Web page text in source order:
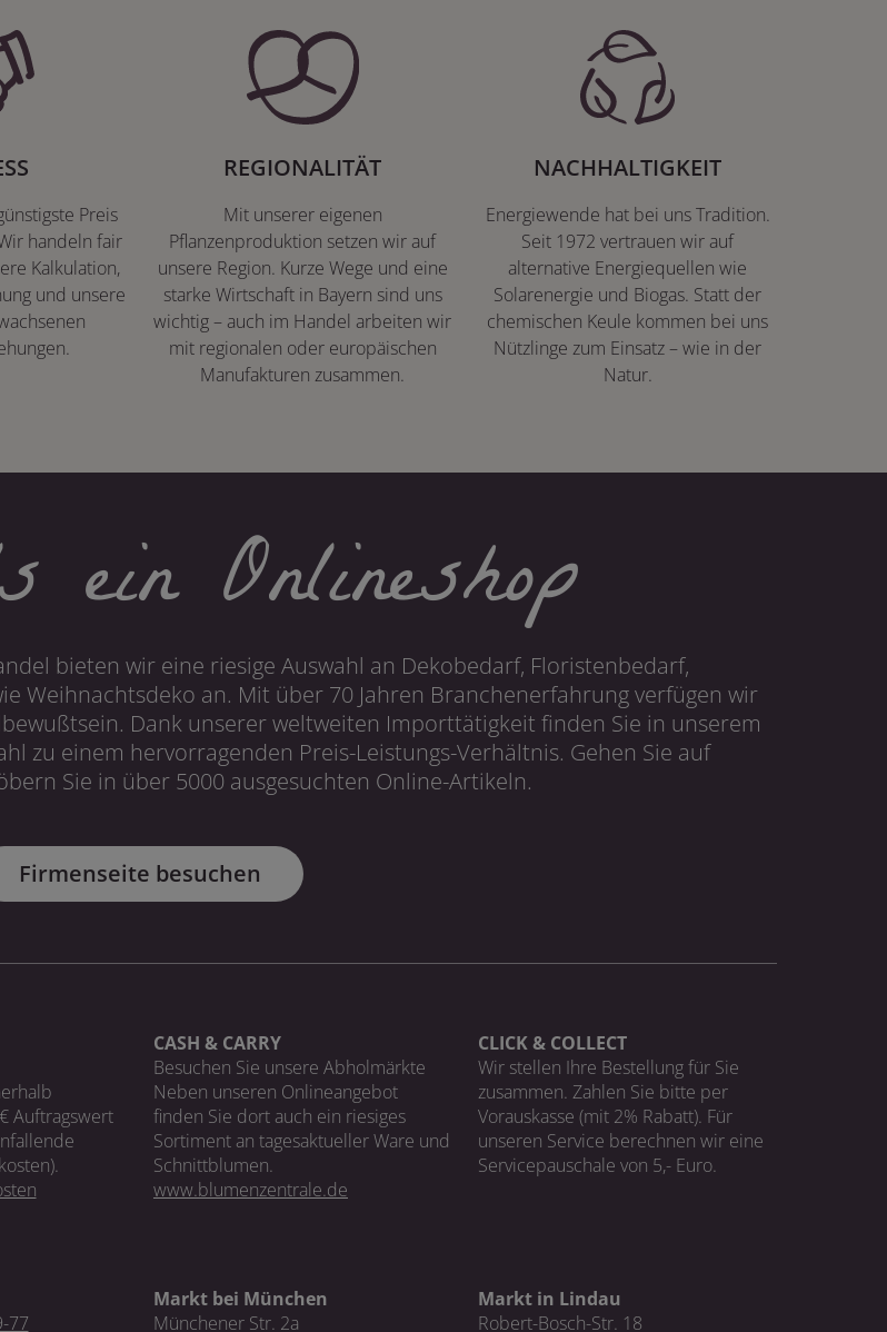
Preis
handeln fair
Kalkulation,
und unsere
REGIONALITÄT
Mit unserer eigenen
Pflanzenproduktion setzen wir auf
unsere Region. Kurze Wege und eine
starke Wirtschaft in Bayern sind uns
wichtig – auch im Handel arbeiten wir
mit regionalen oder europäischen
Manufakturen zusammen.
NACHHALTIGKEIT
Energiewende hat bei uns Tradition.
Seit 1972 vertrauen wir auf
alternative Energiequellen wie
Solarenergie und Biogas. Statt der
chemischen Keule kommen bei uns
Nützlinge zum Einsatz – wie in der
Natur.
Onlineshop
bieten wir eine riesige Auswahl an Dekobedarf, Floristenbedarf,
Weihnachtsdeko an. Mit über 70 Jahren Branchenerfahrung verfügen wir
Dank unserer weltweiten Importtätigkeit finden Sie in unserem
zu einem hervorragenden Preis-Leistungs-Verhältnis. Gehen Sie auf
Sie in über 5000 ausgesuchten Online-Artikeln.
Firmenseite besuchen
Auftragswert
CASH & CARRY
Besuchen Sie unsere Abholmärkte
Neben unseren Onlineangebot
finden Sie dort auch ein riesiges
Sortiment an tagesaktueller Ware und
Schnittblumen.
www.blumenzentrale.de
CLICK & COLLECT
Wir stellen Ihre Bestellung für Sie
zusammen. Zahlen Sie bitte per
Vorauskasse (mit 2% Rabatt). Für
unseren Service berechnen wir eine
Servicepauschale von 5,- Euro.
77
Markt bei München
Münchener Str. 2a
Markt in Lindau
Robert-Bosch-Str. 18